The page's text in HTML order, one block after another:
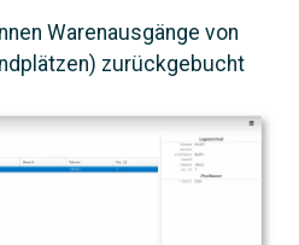
Warenausgänge von
zurückgebucht